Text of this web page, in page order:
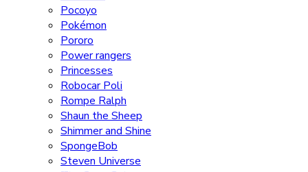
Pocoyo
Pokémon
Pororo
Power rangers
Princesses
Robocar Poli
Rompe Ralph
Shaun the Sheep
Shimmer and Shine
SpongeBob
Steven Universe